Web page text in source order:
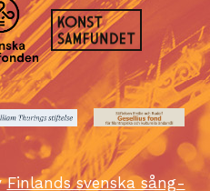
Finlands svenska sång-